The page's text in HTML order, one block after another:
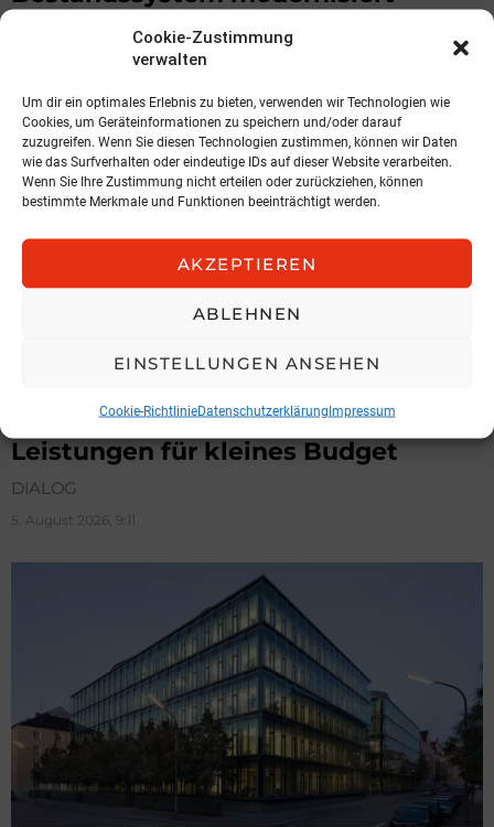
Cookie-Zustimmung
verwalten
Um dir ein optimales Erlebnis zu bieten, verwenden wir Technologien wie
Cookies, um Geräteinformationen zu speichern und/oder darauf
zuzugreifen. Wenn Sie diesen Technologien zustimmen, können wir Daten
wie das Surfverhalten oder eindeutige IDs auf dieser Website verarbeiten.
Wenn Sie Ihre Zustimmung nicht erteilen oder zurückziehen, können
bestimmte Merkmale und Funktionen beeinträchtigt werden.
AKZEPTIEREN
ABLEHNEN
EINSTELLUNGEN ANSEHEN
Cookie-RichtlinieDatenschutzerklärungImpressum
Atos/TIROLER Versicherung V.a.G.
6. August 2026, 10:07
RISK-vario® Classic: Starke
Leistungen für kleines Budget
DIALOG
5. August 2026, 9:11